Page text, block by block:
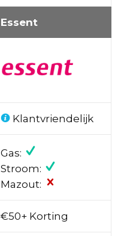
Essent
Klantvriendelijk
Gas:
Stroom:
Mazout:
€50+ Korting